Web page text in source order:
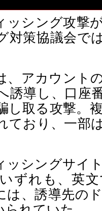
ッシング攻撃
対策協議会で
、アカウント
誘導し、口座
し取る攻撃。
ており、一部
ッシングサイ
ずれも、英
は、誘導先の